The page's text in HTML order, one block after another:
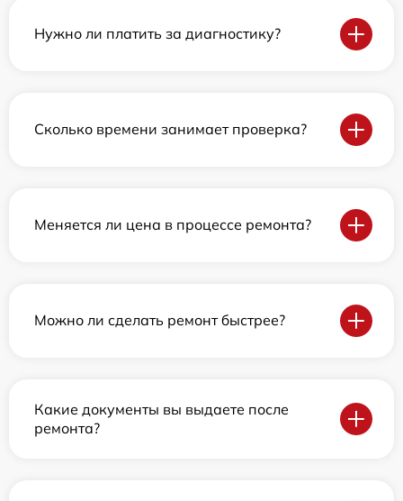
Нужно ли платить за диагностику?
Сколько времени занимает проверка?
Меняется ли цена в процессе ремонта?
Можно ли сделать ремонт быстрее?
Какие документы вы выдаете после
ремонта?